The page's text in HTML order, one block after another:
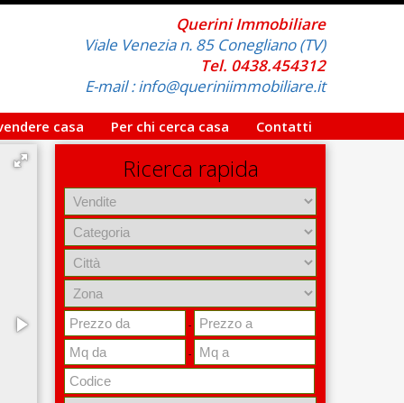
Querini Immobiliare
Viale Venezia n. 85 Conegliano (TV)
Tel. 0438.454312
E-mail : info@queriniimmobiliare.it
casa Per chi cerca casa Contatti
Ricerca rapida
-
-